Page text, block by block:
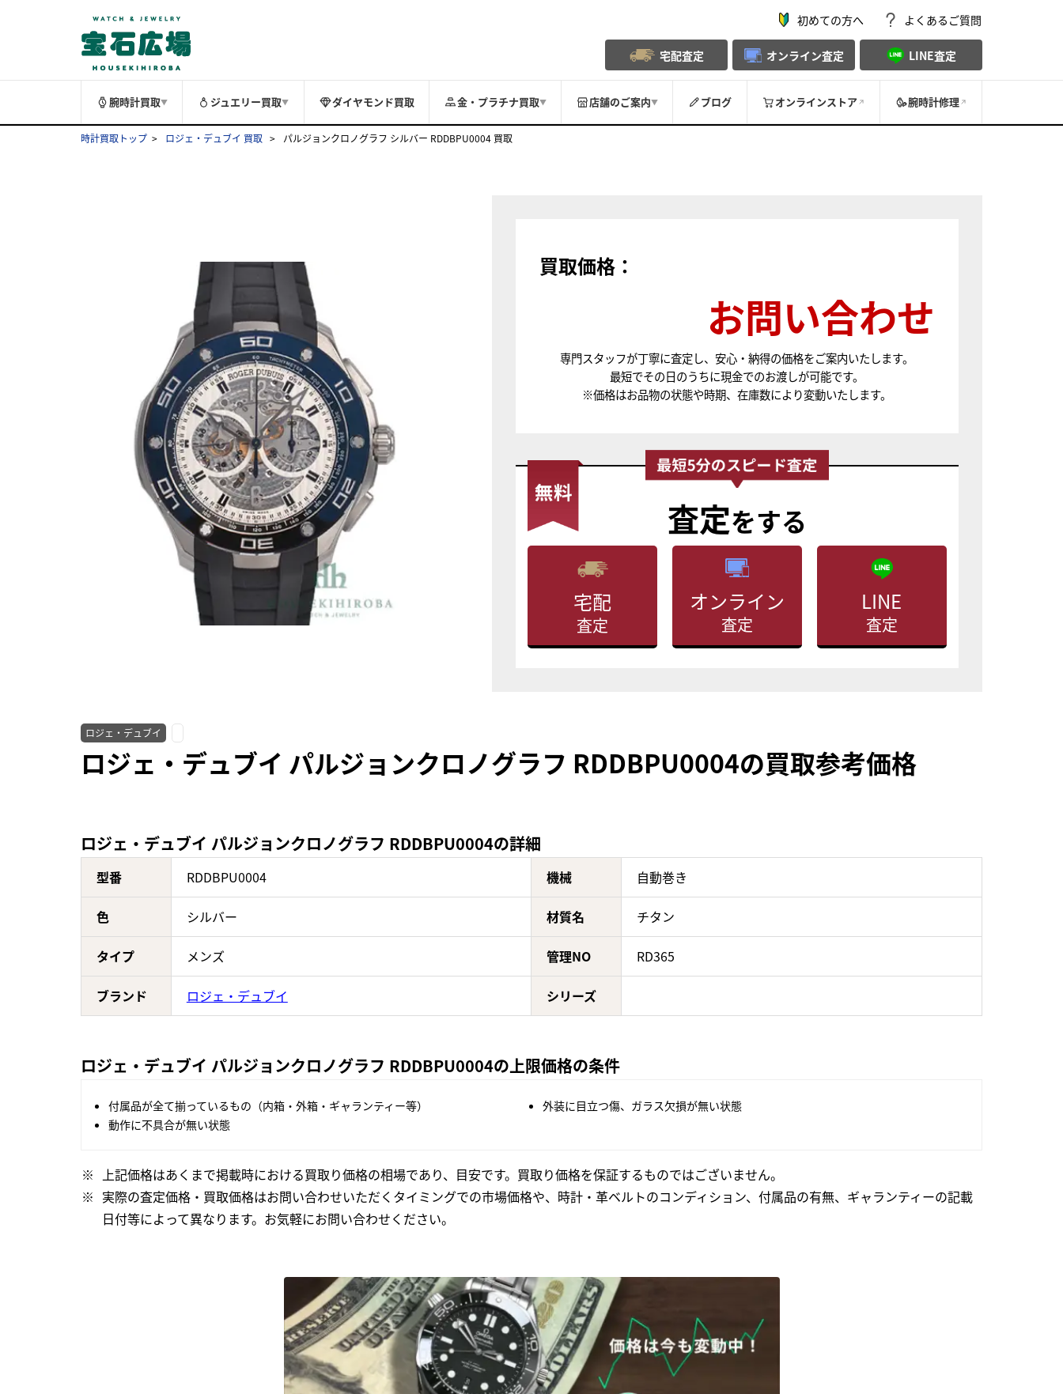
初めての方へ よくあるご質問
宅配査定 オンライン査定 LINE査定
腕時計買取▼ ジュエリー買取▼ ダイヤモンド買取 金・プラチナ買取▼ 店舗のご案内▼ ブログ オンラインストア 腕時計修理
時計買取トップ ロジェ・デュブイ 買取 パルジョンクロノグラフ シルバー RDDBPU0004 買取
買取価格：
お問い合わせ
専門スタッフが丁寧に査定し、安心・納得の価格をご案内いたします。
最短でその日のうちに現金でのお渡しが可能です。
※価格はお品物の状態や時期、在庫数により変動いたします。
査定をする
宅配
査定
オンライン
査定
LINE
査定
ロジェ・デュブイ
ロジェ・デュブイ パルジョンクロノグラフ RDDBPU0004の買取参考価格
ロジェ・デュブイ パルジョンクロノグラフ RDDBPU0004の詳細
型番 RDDBPU0004 機械 自動巻き
色 シルバー 材質名 チタン
タイプ メンズ 管理NO RD365
ブランド ロジェ・デュブイ シリーズ
ロジェ・デュブイ パルジョンクロノグラフ RDDBPU0004の上限価格の条件
付属品が全て揃っているもの（内箱・外箱・ギャランティー等）
外装に目立つ傷、ガラス欠損が無い状態
動作に不具合が無い状態
上記価格はあくまで掲載時における買取り価格の相場であり、目安です。買取り価格を保証するものではございません。
実際の査定価格・買取価格はお問い合わせいただくタイミングでの市場価格や、時計・革ベルトのコンディション、付属品の有無、ギャランティーの記載
日付等によって異なります。お気軽にお問い合わせください。